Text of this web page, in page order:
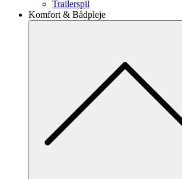
Trailerspil
Komfort & Bådpleje